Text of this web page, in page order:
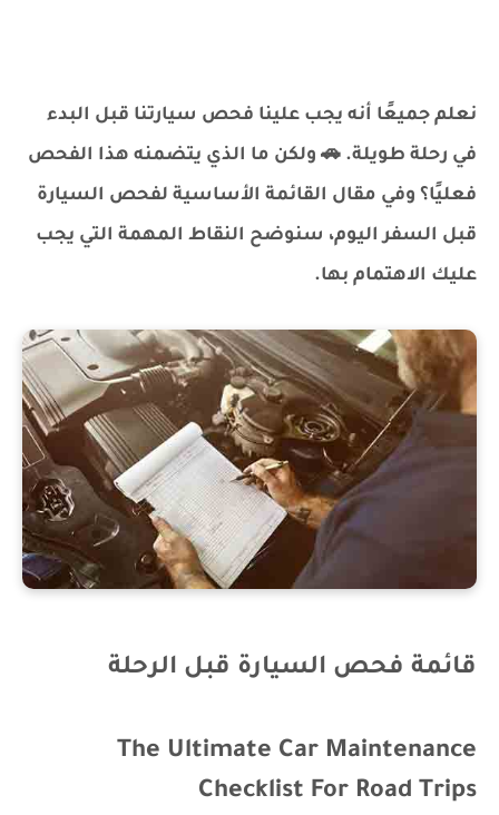
نعلم جميعًا أنه يجب علينا فحص سيارتنا قبل البدء
في رحلة طويلة. 🚗 ولكن ما الذي يتضمنه هذا الفحص
فعليًا؟ وفي مقال القائمة الأساسية لفحص السيارة
قبل السفر اليوم، سنوضح النقاط المهمة التي يجب
عليك الاهتمام بها.
قائمة فحص السيارة قبل الرحلة
The Ultimate Car Maintenance
Checklist For Road Trips